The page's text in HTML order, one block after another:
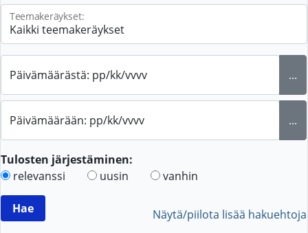
Teemakeräykset:
Päivämäärästä: pp/kk/vvvv ...
Päivämäärään: pp/kk/vvvv ...
Tulosten järjestäminen:
relevanssi
uusin vanhin
Näytä/piilota lisää hakuehtoja